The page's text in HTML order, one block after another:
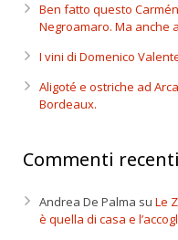
Ben fatto questo
Negroamaro. Ma anche
I vini di Domenico
Aligoté e ostriche ad
Bordeaux.
Commenti recenti
Andrea De Palma su Le
è quella di casa e